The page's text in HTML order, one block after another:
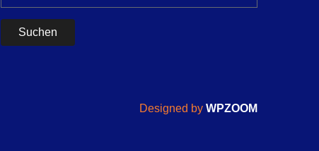
nach:
Designed by WPZOOM